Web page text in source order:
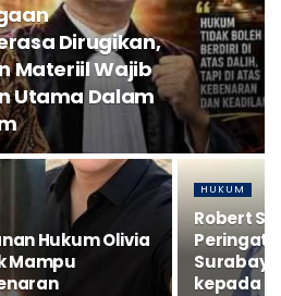
Dirugikan,
Materiil Wajib
Utama Dalam
Hukum Olivia
Mampu
HUKUM
Robert
Surabaya
kepada